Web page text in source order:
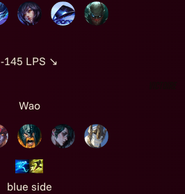
-145 LPS ↘
Wao
blue side